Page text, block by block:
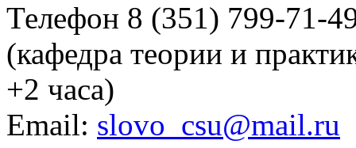
Телефон 8 (351) 799-71-
(кафедра теории и
+2 часа)
Email: slovo_csu@mail.ru